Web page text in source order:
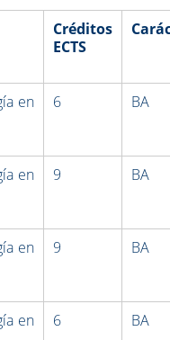
Créditos
ECTS
en
6 BA
en
9 BA
en
9 BA
en
6 BA